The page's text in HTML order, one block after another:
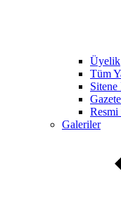
Üyelik
Tüm
Sitene
Galeriler